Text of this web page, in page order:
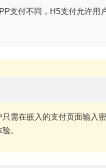
支付不同，H5支付允许用
只需在嵌入的支付页面输入
。